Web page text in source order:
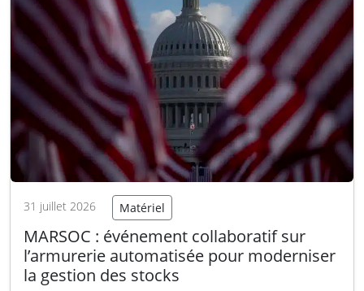
31 juillet 2026 Matériel
MARSOC : événement collaboratif sur
l’armurerie automatisée pour moderniser
la gestion des stocks